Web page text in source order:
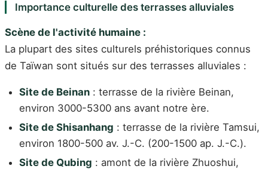
Importance culturelle des terrasses alluviales
Scène de l'activité humaine :
La plupart des sites culturels préhistoriques connus
de Taïwan sont situés sur des terrasses alluviales :
Site de Beinan : terrasse de la rivière Beinan,
environ 3000-5300 ans avant notre ère.
Site de Shisanhang : terrasse de la rivière Tamsui,
environ 1800-500 av. J.-C. (200-1500 ap. J.-C.).
Site de Qubing : amont de la rivière Zhuoshui,